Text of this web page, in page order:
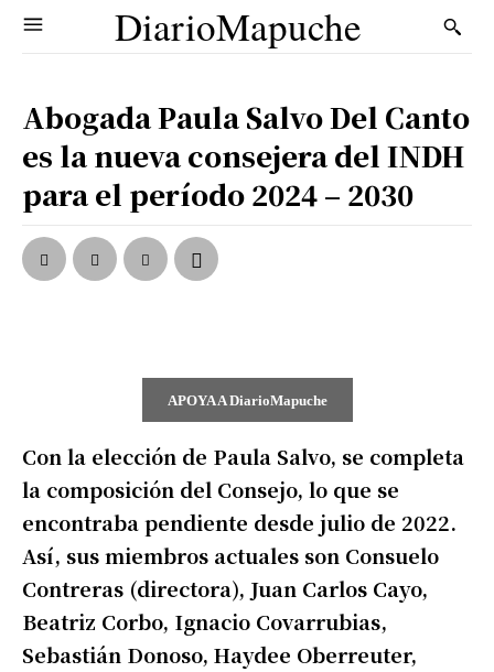
DiarioMapuche
Abogada Paula Salvo Del Canto
es la nueva consejera del INDH
para el período 2024 – 2030
APOYA A DiarioMapuche
Con la elección de Paula Salvo, se completa
la composición del Consejo, lo que se
encontraba pendiente desde julio de 2022.
Así, sus miembros actuales son Consuelo
Contreras (directora), Juan Carlos Cayo,
Beatriz Corbo, Ignacio Covarrubias,
Sebastián Donoso, Haydee Oberreuter,